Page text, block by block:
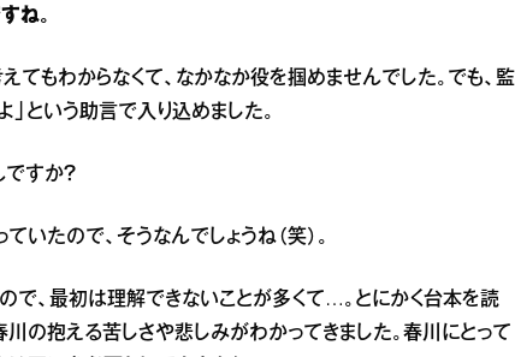
ね。
もわからなくて、なかなか役を掴めませんでした。でも、監
という助言で入り込めました。
すか？
いたので、そうなんでしょうね（笑）。
で、最初は理解できないことが多くて…。とにかく台本を読
の抱える苦しさや悲しみがわかってきました。春川にとって